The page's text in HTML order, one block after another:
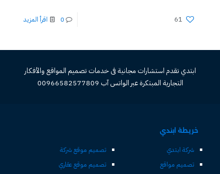
61
0 اقرأ المزيد
ابتدي تقدم استشارات مجانية فى خدمات تصميم المواقع والأفكار
التجارية المبتكرة عبر الواتس آب 00966582577809
خريطة ابتدي
شركة ابتدي
تصميم مواقع
تصميم موقع شركة
تصميم موقع عقاري